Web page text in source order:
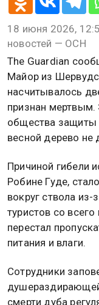
18 июня 2026,
новостей — ОСН
The Guardian
Майор из
насчитывалось
признан мертвым.
общества защиты
весной дерево не
Причиной гибели
Робине Гуде,
вокруг ствола
туристов со
перестал
питания и влаги.
Сотрудники
смерти дуба